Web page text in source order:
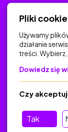
Na skróty
Polityka
O platformie
Baza
Jak zostać
Pliki
Używamy
działanie
treści. Wybierz,
Dowiedz się
Tak
Czy